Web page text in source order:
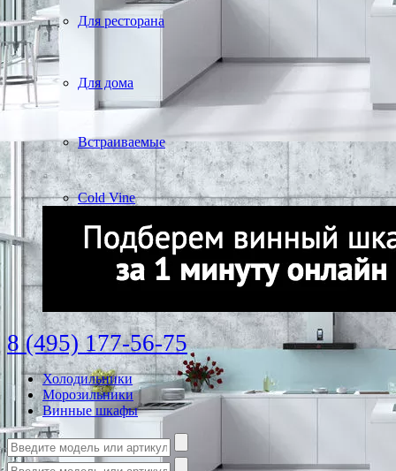
Для ресторана
Для дома
Встраиваемые
Cold Vine
8 (495) 177-56-75
Холодильники
Морозильники
Винные шкафы